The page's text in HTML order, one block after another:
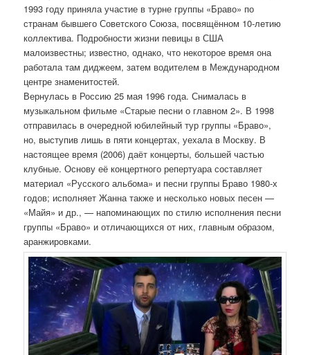
1993 году приняла участие в турне группы «Браво» по
странам бывшего Советского Союза, посвящённом 10-летию
коллектива. Подробности жизни певицы в США
малоизвестны; известно, однако, что некоторое время она
работала там диджеем, затем водителем в Международном
центре знаменитостей.
Вернулась в Россию 25 мая 1996 года. Снималась в
музыкальном фильме «Старые песни о главном 2». В 1998
отправилась в очередной юбилейный тур группы «Браво»,
но, выступив лишь в пяти концертах, уехала в Москву. В
настоящее время (2006) даёт концерты, большей частью
клубные. Основу её концертного репертуара составляет
материал «Русского альбома» и песни группы Браво 1980-х
годов; исполняет Жанна также и несколько новых песен —
«Майя» и др., — напоминающих по стилю исполнения песни
группы «Браво» и отличающихся от них, главным образом,
аранжировками.